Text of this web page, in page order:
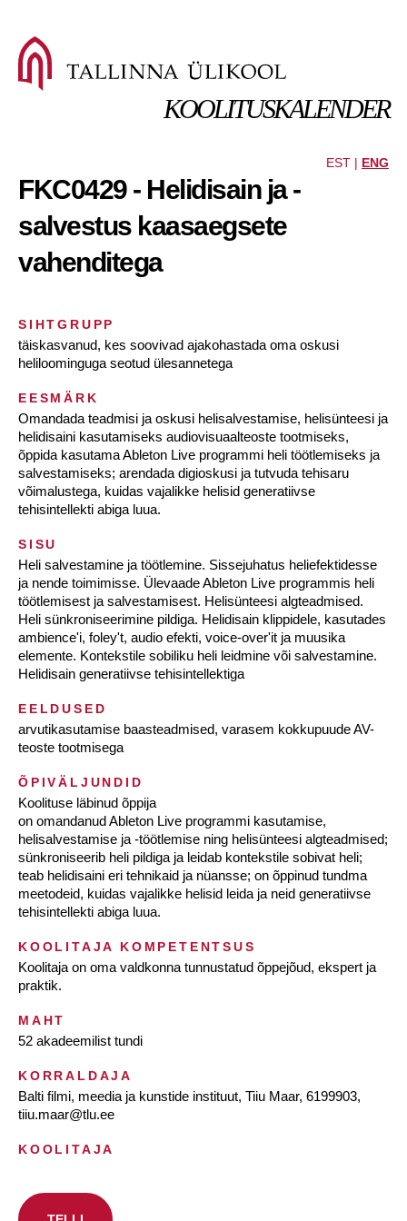
KOOLITUSKALENDER
EST | ENG
FKC0429 - Helidisain ja -
salvestus kaasaegsete
vahenditega
SIHTGRUPP
täiskasvanud, kes soovivad ajakohastada oma oskusi
heliloominguga seotud ülesannetega
EESMÄRK
Omandada teadmisi ja oskusi helisalvestamise, helisünteesi ja
helidisaini kasutamiseks audiovisuaalteoste tootmiseks,
õppida kasutama Ableton Live programmi heli töötlemiseks ja
salvestamiseks; arendada digioskusi ja tutvuda tehisaru
võimalustega, kuidas vajalikke helisid generatiivse
tehisintellekti abiga luua.
SISU
Heli salvestamine ja töötlemine. Sissejuhatus heliefektidesse
ja nende toimimisse. Ülevaade Ableton Live programmis heli
töötlemisest ja salvestamisest. Helisünteesi algteadmised.
Heli sünkroniseerimine pildiga. Helidisain klippidele, kasutades
ambience'i, foley't, audio efekti, voice-over'it ja muusika
elemente. Kontekstile sobiliku heli leidmine või salvestamine.
Helidisain generatiivse tehisintellektiga
EELDUSED
arvutikasutamise baasteadmised, varasem kokkupuude AV-
teoste tootmisega
ÕPIVÄLJUNDID
Koolituse läbinud õppija
on omandanud Ableton Live programmi kasutamise,
helisalvestamise ja -töötlemise ning helisünteesi algteadmised;
sünkroniseerib heli pildiga ja leidab kontekstile sobivat heli;
teab helidisaini eri tehnikaid ja nüansse; on õppinud tundma
meetodeid, kuidas vajalikke helisid leida ja neid generatiivse
tehisintellekti abiga luua.
KOOLITAJA KOMPETENTSUS
Koolitaja on oma valdkonna tunnustatud õppejõud, ekspert ja
praktik.
MAHT
52 akadeemilist tundi
KORRALDAJA
Balti filmi, meedia ja kunstide instituut, Tiiu Maar, 6199903,
tiiu.maar@tlu.ee
KOOLITAJA